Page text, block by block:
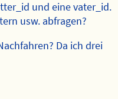
und eine vater_id.
usw. abfragen?
Da ich drei